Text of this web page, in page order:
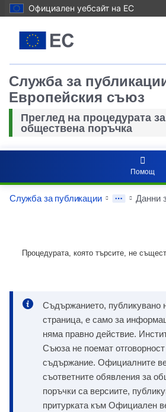
Официален уебсайт на ЕС
Служба за
Европейския съюз
Преглед на процедурата
обществена поръчка
Помощ
Служба за публикации
Процедурата, която търсите, не
Съдържанието, публикувано
страница, е само за
няма правно действие.
Съюза не поемат отговорност
съдържание. Официалните
съответните обявления за
поръчки са версиите,
притурката към Официален